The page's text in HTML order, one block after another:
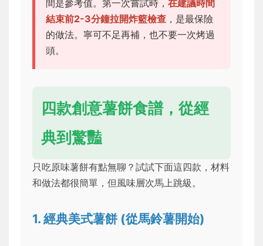
間是參考值。第一次嘗試時， 在建議時間
結束前2-3分鐘拉開炸籃檢查 ，是最保險
的做法。寧可不足再補，也不要一次烤過
頭。
四款創意薯餅食譜，從經
典到驚豔
只吃原味薯餅有點無聊？試試下面這四款，材料
和做法都很簡單，但風味層次馬上跳級。
1. 經典美式薯餅 (從馬鈴薯開始)